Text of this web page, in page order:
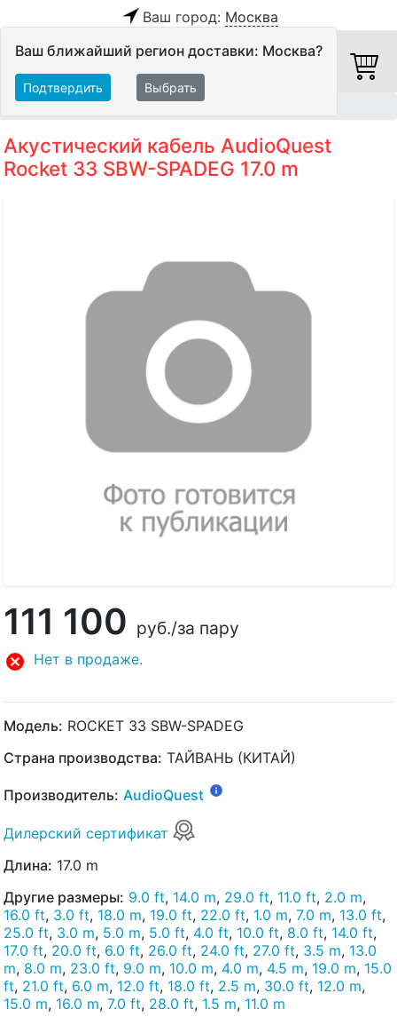
Ваш город: Москва
Ваш ближайший регион доставки: Москва?
Подтвердить Выбрать
Акустический кабель AudioQuest
Rocket 33 SBW-SPADEG 17.0 m
111 100 руб./за пару
Нет в продаже.
Модель: ROCKET 33 SBW-SPADEG
Страна производства: ТАЙВАНЬ (КИТАЙ)
Производитель: AudioQuest
Дилерский сертификат
Длина: 17.0 m
Другие размеры: 9.0 ft, 14.0 m, 29.0 ft, 11.0 ft, 2.0 m,
16.0 ft, 3.0 ft, 18.0 m, 19.0 ft, 22.0 ft, 1.0 m, 7.0 m, 13.0 ft,
25.0 ft, 3.0 m, 5.0 m, 5.0 ft, 4.0 ft, 10.0 ft, 8.0 ft, 14.0 ft,
17.0 ft, 20.0 ft, 6.0 ft, 26.0 ft, 24.0 ft, 27.0 ft, 3.5 m, 13.0
m, 8.0 m, 23.0 ft, 9.0 m, 10.0 m, 4.0 m, 4.5 m, 19.0 m, 15.0
ft, 21.0 ft, 6.0 m, 12.0 ft, 18.0 ft, 2.5 m, 30.0 ft, 12.0 m,
15.0 m, 16.0 m, 7.0 ft, 28.0 ft, 1.5 m, 11.0 m